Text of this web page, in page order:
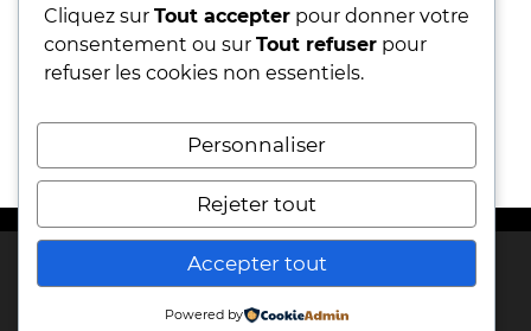
Marie POP’IN
Signes et substances.. du 4 décembre au 9
Expo metro Barcelone 15 > 30 juin 2023
Mentions Légales
Cliquez sur Tout accepter pour donner votre
consentement ou sur Tout refuser pour
refuser les cookies non essentiels.
Personnaliser
Rejeter tout
Accepter tout
Powered by